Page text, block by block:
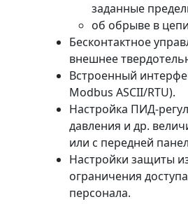
заданные
об обрыве в
Бесконтактное
внешнее
Встроенный
Modbus ASCII/RTU).
Настройка ПИД-
давления и др.
или с передней
Настройки защиты
ограничения
персонала.